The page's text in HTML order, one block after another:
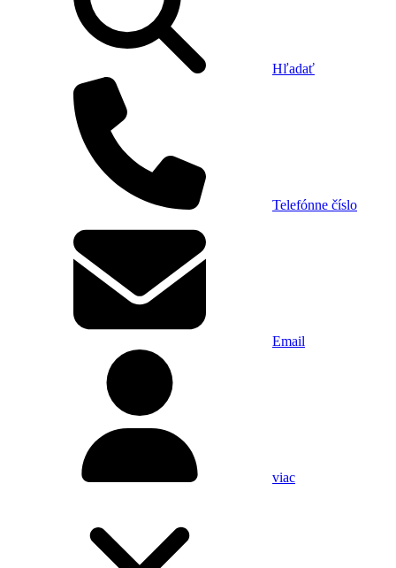
Hľadať
Telefónne číslo
Email
viac